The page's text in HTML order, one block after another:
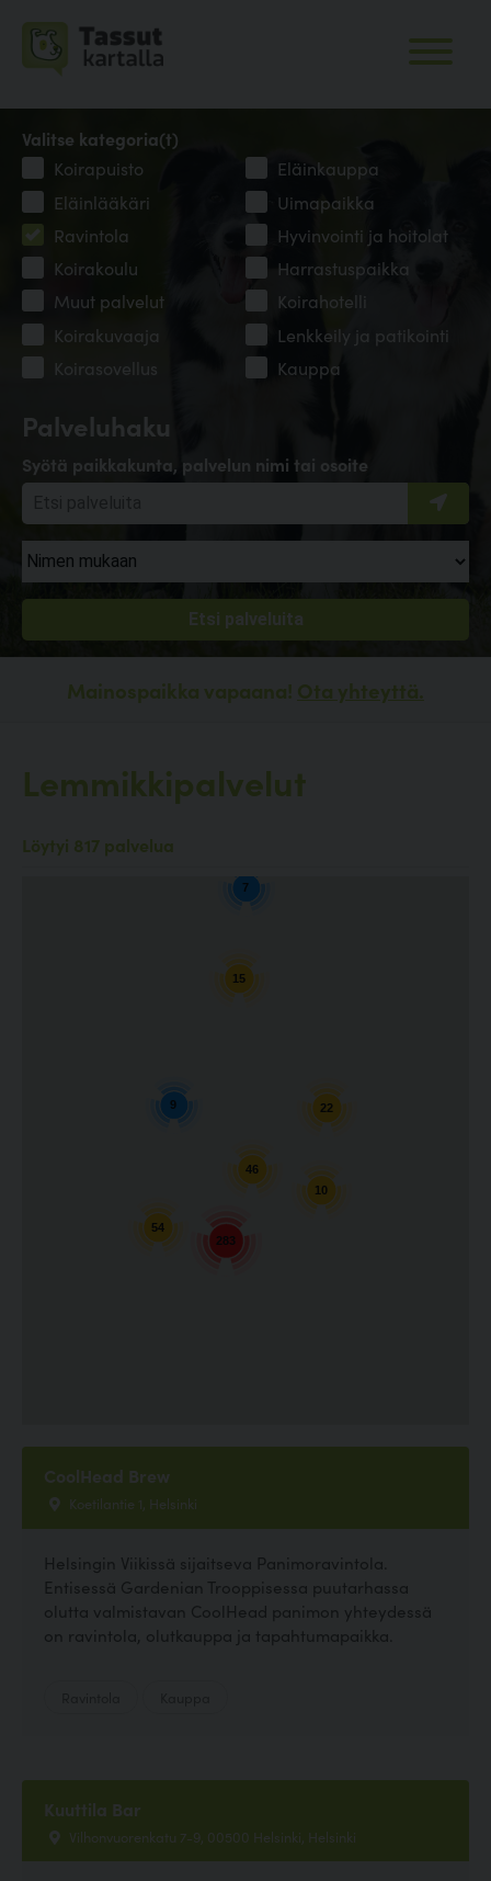
Palveluhaku
Syötä paikkakunta, palvelun nimi tai osoite
Valitse kategoria(t)
Koirapuisto
Eläinkauppa
Eläinlääkäri
Uimapaikka
Ravintola
Hyvinvointi ja hoitolat
Koirakoulu
Harrastuspaikka
Muut palvelut
Koirahotelli
Koirakuvaaja
Lenkkeily ja patikointi
Koirasovellus
Kauppa
Mainospaikka vapaana! Ota yhteyttä.
Lemmikkipalvelut
Löytyi 817 palvelua
283
54
22
9
15
7
46
10
CoolHead Brew
Koetilantie 1, Helsinki
Helsingin Viikissä sijaitseva Panimoravintola.
Entisessä Gardenian Trooppisessa puutarhassa
olutta valmistavan CoolHead panimon yhteydessä
on ravintola, olutkauppa ja tapahtumapaikka.
Kuuttila Bar
Vilhonvuorenkatu 7-9, 00500 Helsinki, Helsinki